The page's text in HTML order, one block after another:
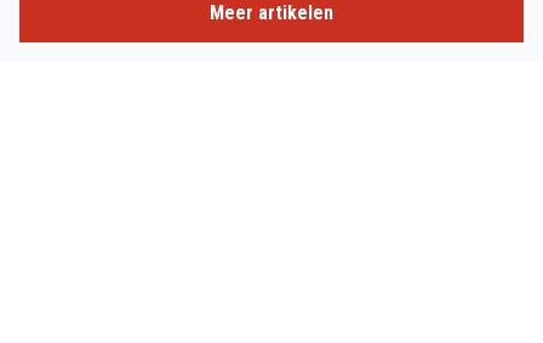
Meer artikelen